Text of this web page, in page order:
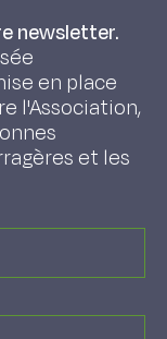
newsletter.
en place
l'Association,
et les